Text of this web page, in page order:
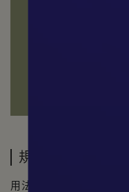
規格說明
用法：取適量塗抹於濕